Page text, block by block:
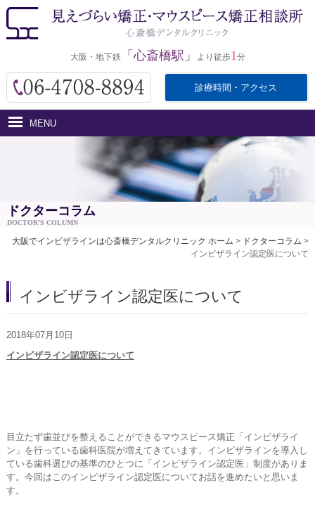
大阪・地下鉄 「心斎橋駅」 より徒歩1 分
診療時間・アクセス
MENU
ホーム
インビザラインとは
アクセス
ドクターコラム
DOCTOR’S COLUMN
大阪でインビザラインは心斎橋デンタルクリニック ホーム > ドクターコラム >
インビザライン認定医について
インビザライン認定医について
2018年07月10日
インビザライン認定医について
目立たず歯並びを整えることができるマウスピース矯正「インビザライ
ン」を行っている歯科医院が増えてきています。インビザラインを導入し
ている歯科選びの基準のひとつに「インビザライン認定医」制度がありま
す。今回はこのインビザライン認定医についてお話を進めたいと思いま
す。